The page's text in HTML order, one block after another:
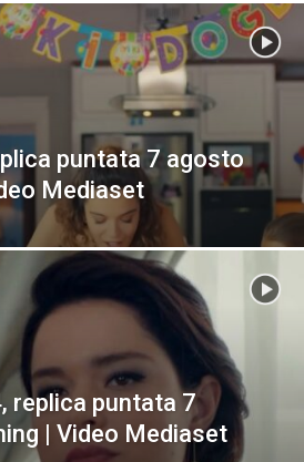
puntata 7 agosto
Mediaset
replica puntata 7
| Video Mediaset